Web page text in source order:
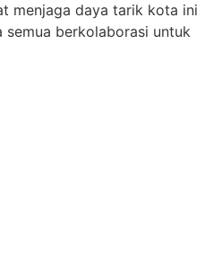
menjaga daya tarik kota ini
berkolaborasi untuk